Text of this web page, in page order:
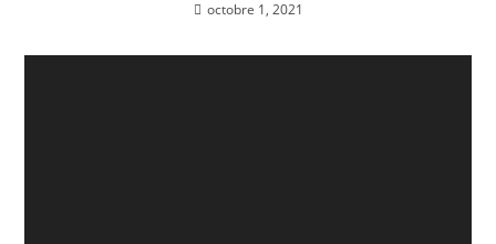
octobre 1, 2021